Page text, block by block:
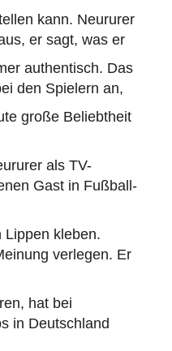
kann. Neururer
er sagt, was er
authentisch. Das
den Spielern an,
große Beliebtheit
als TV-
Gast in Fußball-
Lippen kleben.
verlegen. Er
hat bei
in Deutschland